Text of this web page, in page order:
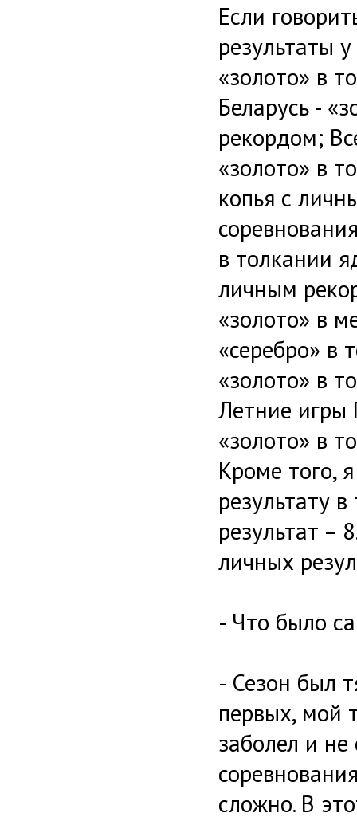
Если
результаты
«золото» в
Беларусь -
рекордом;
«золото» в
копья с
в толкании
личным
«золото» в
«серебро» в
«золото» в
Летние игры
«золото» в
Кроме того,
результату
результат –
личных
- Что было
- Сезон был
первых, мой
заболел и
сложно. В